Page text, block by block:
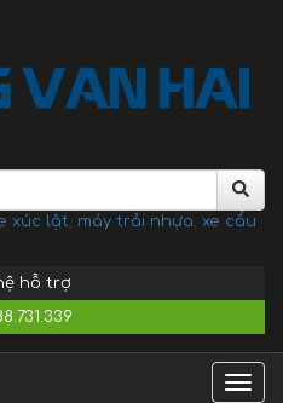
xúc lật máy trải nhựa xe cẩu
hỗ trợ